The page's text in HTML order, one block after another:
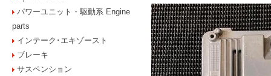
パワーユニット・駆動系 Engine
parts
インテーク･エキゾースト
ブレーキ
サスペンション